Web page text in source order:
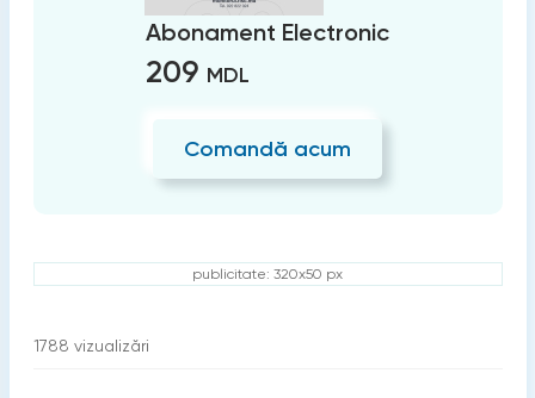
Abonament Electronic
209 MDL
Comandă acum
publicitate: 320x50 px
1788 vizualizări